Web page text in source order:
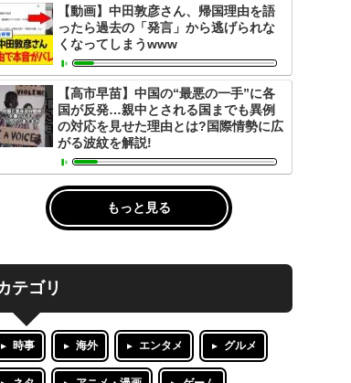
【動画】中田敦彦さん、帰国理由を語
ったら過去の「発言」から逃げられな
くなってしまうwww
【高市早苗】中国の“最悪の一手”に各
国が反発…親中とされる国までも異例
の対応を見せた理由とは?国際情勢に広
がる波紋を解説!
もっと見る
テゴリ
時事 海外 エンタメ グルメ